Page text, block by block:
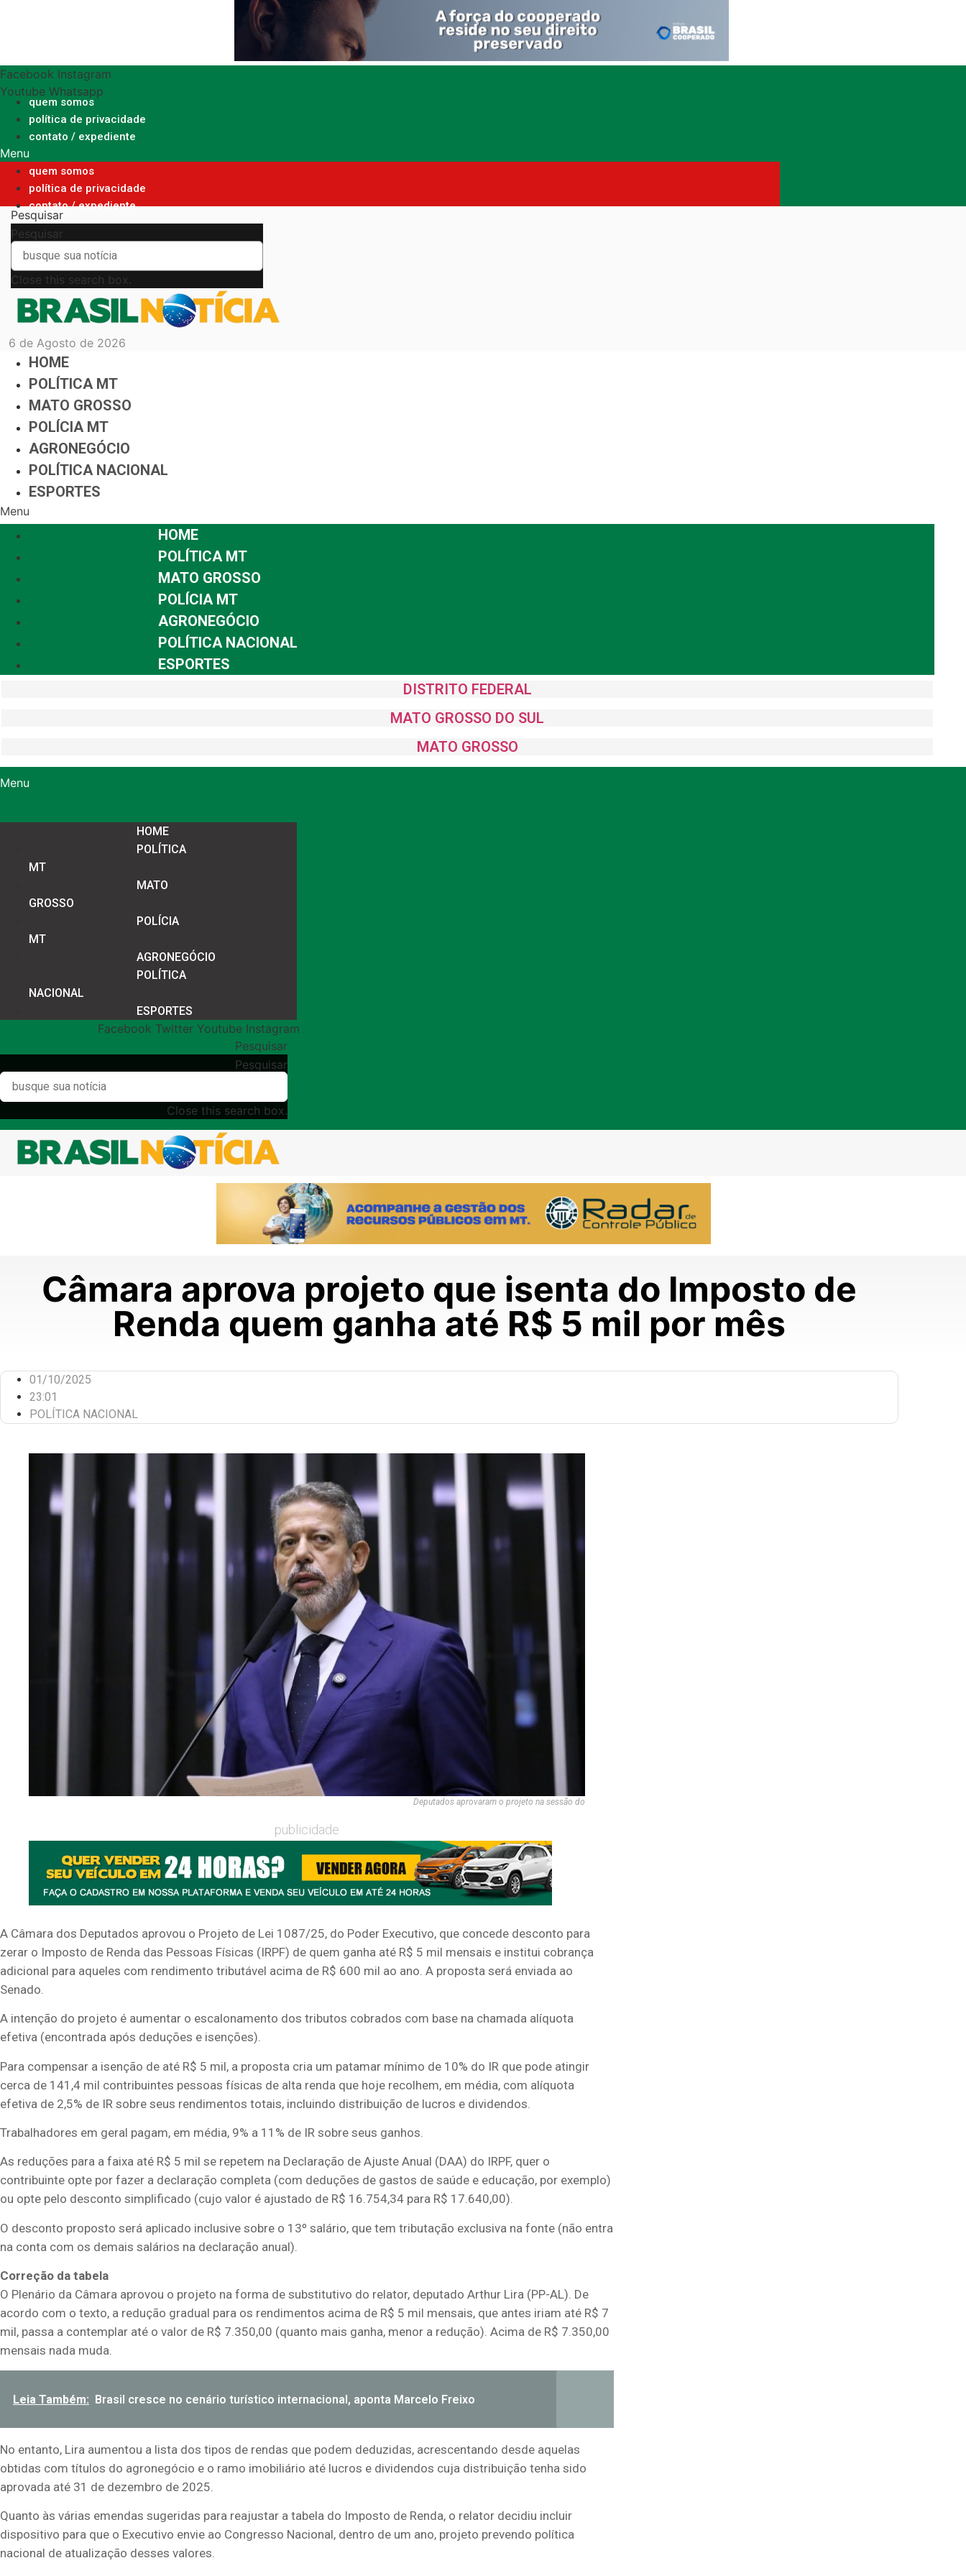
Facebook Instagram
Youtube Whatsapp
quem somos
política de privacidade
contato / expediente
Menu
quem somos
política de privacidade
contato / expediente
Pesquisar
Pesquisar
Close this search box.
6 de Agosto de 2026
HOME
POLÍTICA MT
MATO GROSSO
POLÍCIA MT
AGRONEGÓCIO
POLÍTICA NACIONAL
ESPORTES
Menu
HOME
POLÍTICA MT
MATO GROSSO
POLÍCIA MT
AGRONEGÓCIO
POLÍTICA NACIONAL
ESPORTES
DISTRITO FEDERAL
MATO GROSSO DO SUL
MATO GROSSO
Menu
HOME
POLÍTICA
MT
MATO
GROSSO
POLÍCIA
MT
AGRONEGÓCIO
POLÍTICA
NACIONAL
ESPORTES
Facebook Twitter Youtube Instagram
Pesquisar
Pesquisar
Close this search box.
Câmara aprova projeto que isenta do Imposto de
Renda quem ganha até R$ 5 mil por mês
01/10/2025
23:01
POLÍTICA NACIONAL
Deputados aprovaram o projeto na sessão do
publicidade
A Câmara dos Deputados aprovou o Projeto de Lei 1087/25, do Poder Executivo, que concede desconto para
zerar o Imposto de Renda das Pessoas Físicas (IRPF) de quem ganha até R$ 5 mil mensais e institui cobrança
adicional para aqueles com rendimento tributável acima de R$ 600 mil ao ano. A proposta será enviada ao
Senado.
A intenção do projeto é aumentar o escalonamento dos tributos cobrados com base na chamada alíquota
efetiva (encontrada após deduções e isenções).
Para compensar a isenção de até R$ 5 mil, a proposta cria um patamar mínimo de 10% do IR que pode atingir
cerca de 141,4 mil contribuintes pessoas físicas de alta renda que hoje recolhem, em média, com alíquota
efetiva de 2,5% de IR sobre seus rendimentos totais, incluindo distribuição de lucros e dividendos.
Trabalhadores em geral pagam, em média, 9% a 11% de IR sobre seus ganhos.
As reduções para a faixa até R$ 5 mil se repetem na Declaração de Ajuste Anual (DAA) do IRPF, quer o
contribuinte opte por fazer a declaração completa (com deduções de gastos de saúde e educação, por exemplo)
ou opte pelo desconto simplificado (cujo valor é ajustado de R$ 16.754,34 para R$ 17.640,00).
O desconto proposto será aplicado inclusive sobre o 13º salário, que tem tributação exclusiva na fonte (não entra
na conta com os demais salários na declaração anual).
Correção da tabela
O Plenário da Câmara aprovou o projeto na forma de substitutivo do relator, deputado Arthur Lira (PP-AL). De
acordo com o texto, a redução gradual para os rendimentos acima de R$ 5 mil mensais, que antes iriam até R$ 7
mil, passa a contemplar até o valor de R$ 7.350,00 (quanto mais ganha, menor a redução). Acima de R$ 7.350,00
mensais nada muda.
Leia Também: Brasil cresce no cenário turístico internacional, aponta Marcelo Freixo
No entanto, Lira aumentou a lista dos tipos de rendas que podem deduzidas, acrescentando desde aquelas
obtidas com títulos do agronegócio e o ramo imobiliário até lucros e dividendos cuja distribuição tenha sido
aprovada até 31 de dezembro de 2025.
Quanto às várias emendas sugeridas para reajustar a tabela do Imposto de Renda, o relator decidiu incluir
dispositivo para que o Executivo envie ao Congresso Nacional, dentro de um ano, projeto prevendo política
nacional de atualização desses valores.